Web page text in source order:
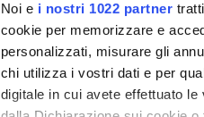
Noi e i nostri 1022 partner
cookie per memorizzare e
personalizzati, misurare gli
chi utilizza i vostri dati e per
digitale in cui avete effettuato
Settore Scientifico
MED/45 - SCIENZE
Periodo
Non ancora assegnato